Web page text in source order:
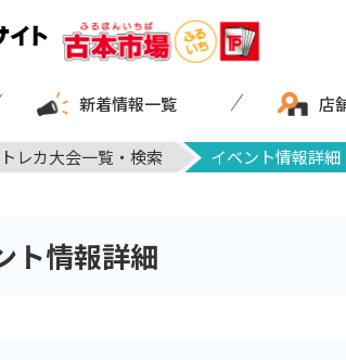
新着情報一覧 店
トレカ大会一覧・検索 イベント情報詳細
ト情報詳細